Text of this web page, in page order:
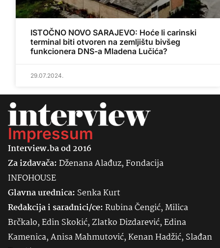
ISTOČNO NOVO SARAJEVO: Hoće li carinski
terminal biti otvoren na zemljištu bivšeg
funkcionera DNS-a Mladena Lučića?
29.07.2024.
Impressum
Interview.ba od 2016
Za izdavača:Dženana Alađuz, Fondacija
INFOHOUSE
Glavna urednica: SenkaKurt
Redakcija i saradnici/ce:Rubina Čengić, Milica
Brčkalo, Edin Skokić, Zlatko Dizdarević, Edina
Kamenica, Anisa Mahmutović, Kenan Hadžić, Slađan